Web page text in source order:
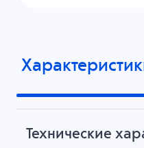
Технические